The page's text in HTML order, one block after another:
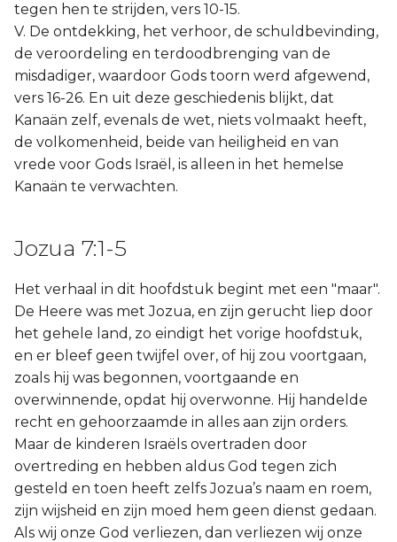
tegen hen te strijden, vers 10-15.
V. De ontdekking, het verhoor, de schuldbevinding,
de veroordeling en terdoodbrenging van de
misdadiger, waardoor Gods toorn werd afgewend,
vers 16-26. En uit deze geschiedenis blijkt, dat
Kanaän zelf, evenals de wet, niets volmaakt heeft,
de volkomenheid, beide van heiligheid en van
vrede voor Gods Israël, is alleen in het hemelse
Kanaän te verwachten.
Jozua 7:1-5
Het verhaal in dit hoofdstuk begint met een "maar".
De Heere was met Jozua, en zijn gerucht liep door
het gehele land, zo eindigt het vorige hoofdstuk,
en er bleef geen twijfel over, of hij zou voortgaan,
zoals hij was begonnen, voortgaande en
overwinnende, opdat hij overwonne. Hij handelde
recht en gehoorzaamde in alles aan zijn orders.
Maar de kinderen Israëls overtraden door
overtreding en hebben aldus God tegen zich
gesteld en toen heeft zelfs Jozua’s naam en roem,
zijn wijsheid en zijn moed hem geen dienst gedaan.
Als wij onze God verliezen, dan verliezen wij onze